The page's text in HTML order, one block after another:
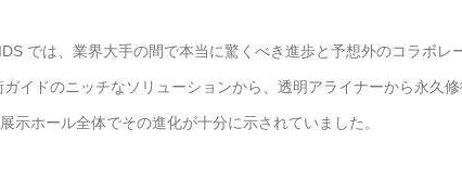
では、業界大手の間で本当に驚くべき進歩と予想外のコラボレ
イドのニッチなソリューションから、透明アライナーから永久修
ホール全体でその進化が十分に示されていました。